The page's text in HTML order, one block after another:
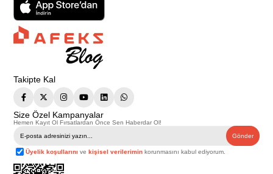
Takipte Kal
Size Özel Kampanyalar
Hemen Kayıt Ol Fırsatlardan Önce Sen Haberdar Ol!
Gönder
Üyelik koşullarını vekişisel verilerimin korunmasını kabul ediyorum.